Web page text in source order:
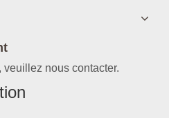
nous contacter.